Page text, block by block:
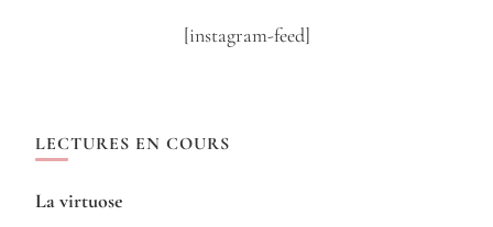
[instagram-feed]
LECTURES EN COURS
La virtuose